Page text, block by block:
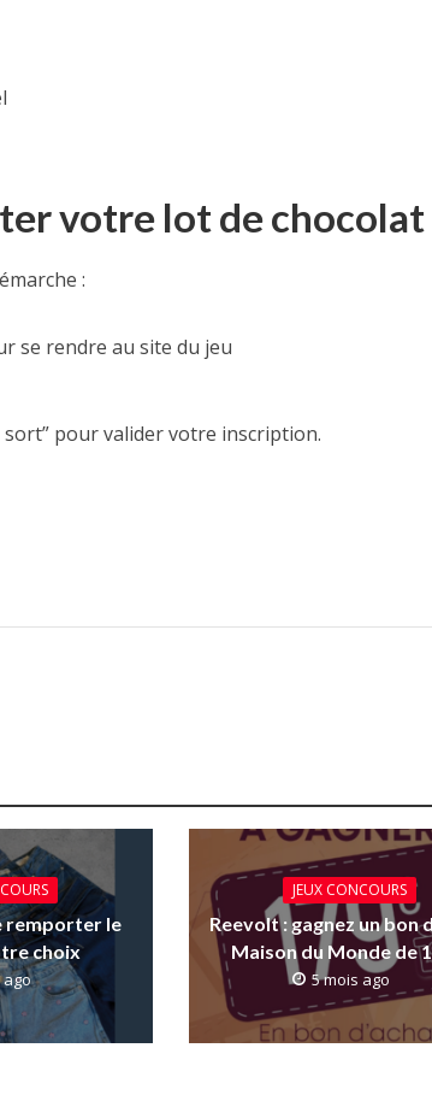
votre lot de chocolat
:
se rendre au site du jeu
pour valider votre inscription.
remporter le
choix
ago
JEUX CONCOURS
Reevolt : gagnez un bon
Maison du Monde de
5 mois ago